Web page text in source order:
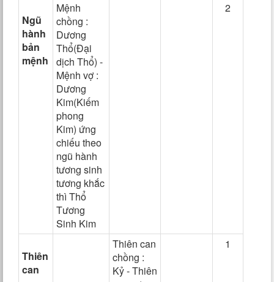
Ngũ
hành
bản
mệnh
Mệnh
chồng :
Dương
Thổ(Đại
dịch Thổ) -
Mệnh vợ :
Dương
Kim(Kiếm
phong
Kim) ứng
chiếu theo
ngũ hành
tương sinh
tương khắc
thì Thổ
Tương
Sinh Kim
2
Thiên
can
Thiên can
chồng :
Kỷ - Thiên
1